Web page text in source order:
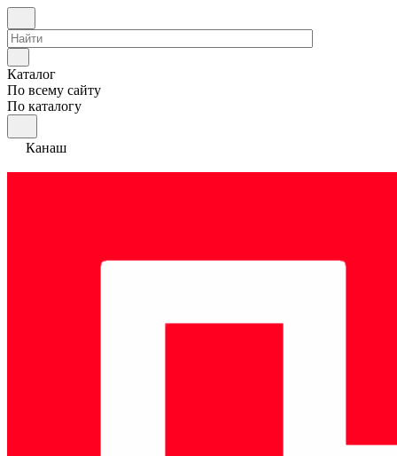
Каталог
По всему сайту
По каталогу
Канаш